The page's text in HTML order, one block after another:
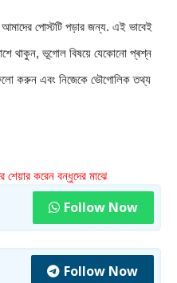
পােস্টটি পড়ার জন্য. এই ভাবেই
থাকুন, ভূগোল বিষয়ে যেকোনো প্ৰশ্ন
করুন এবং নিজেকে ভৌগােলিক তথ্য
শেয়ার করেন বন্ধুদের মাঝে
Follow Now
Follow Now